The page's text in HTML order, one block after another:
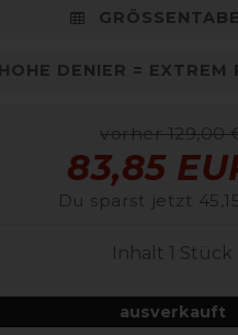
HOHE DENIER = EXTREM
vorher 129,00
83,85
Du sparst jetzt
Inhalt 1 Stück
ausverkauft